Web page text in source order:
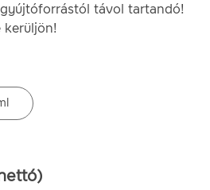
távol tartandó!
kerüljön!